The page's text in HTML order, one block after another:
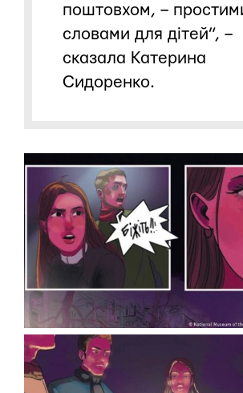
поштовхом, –
словами для дітей”, –
сказала Катерина
Сидоренко.